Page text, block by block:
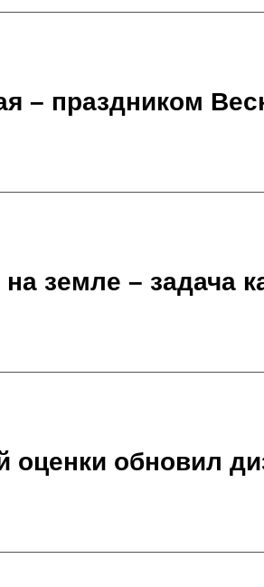
– праздником
земле – задача
оценки обновил